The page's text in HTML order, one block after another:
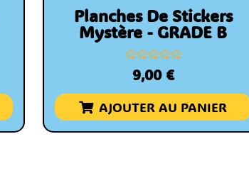
Planches De Stickers
Mystère - GRADE B
Note
9,00 €
AJOUTER AU PANIER